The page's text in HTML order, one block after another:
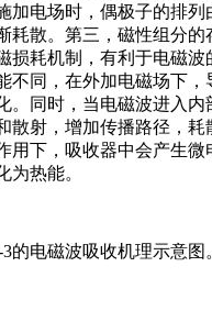
加电场时，偶极子的排列
耗散。第三，磁性组分的
损耗机制，有利于电磁波
不同，在外加电磁场下，
。同时，当电磁波进入内
散射，增加传播路径，耗
用下，吸收器中会产生微
为热能。
的电磁波吸收机理示意图